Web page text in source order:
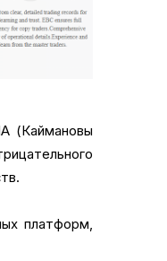
(Каймановы
платформ,